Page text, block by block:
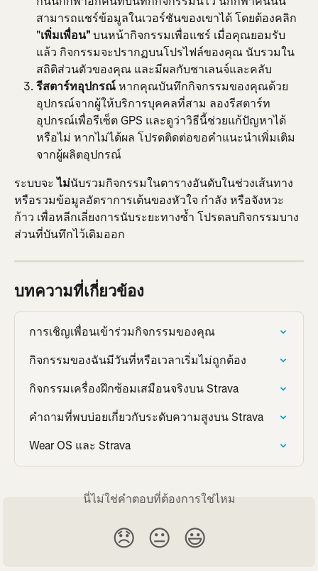
สามารถแชร์ข้อมูลในเวอร์ชันของเขาได้ โดยต้องคลิก
"เพิ่มเพื่อน" บนหน้ากิจกรรมเพื่อแชร์ เมื่อคุณยอมรับ
แล้ว กิจกรรมจะปรากฏบนโปรไฟล์ของคุณ นับรวมใน
สถิติส่วนตัวของคุณ และมีผลกับชาเลนจ์และคลับ
รีสตาร์ทอุปกรณ์ หากคุณบันทึกกิจกรรมของคุณด้วย
อุปกรณ์จากผู้ให้บริการบุคคลที่สาม ลองรีสตาร์ท
อุปกรณ์เพื่อรีเซ็ต GPS และดูว่าวิธีนี้ช่วยแก้ปัญหาได้
หรือไม่ หากไม่ได้ผล โปรดติดต่อขอคำแนะนำเพิ่มเติม
จากผู้ผลิตอุปกรณ์
ระบบจะ ไม่นับรวมกิจกรรมในตารางอันดับในช่วงเส้นทาง
หรือรวมข้อมูลอัตราการเต้นของหัวใจ กำลัง หรือจังหวะ
ก้าว เพื่อหลีกเลี่ยงการนับระยะทางซ้ำ โปรดลบกิจกรรมบาง
ส่วนที่บันทึกไว้เดิมออก
บทความที่เกี่ยวข้อง
การเชิญเพื่อนเข้าร่วมกิจกรรมของคุณ
กิจกรรมของฉันมีวันที่หรือเวลาเริ่มไม่ถูกต้อง
กิจกรรมเครื่องฝึกซ้อมเสมือนจริงบน Strava
คำถามที่พบบ่อยเกี่ยวกับระดับความสูงบน Strava
Wear OS และ Strava
นี่ไม่ใช่คำตอบที่ต้องการใช่ไหม
😞 😐 😃